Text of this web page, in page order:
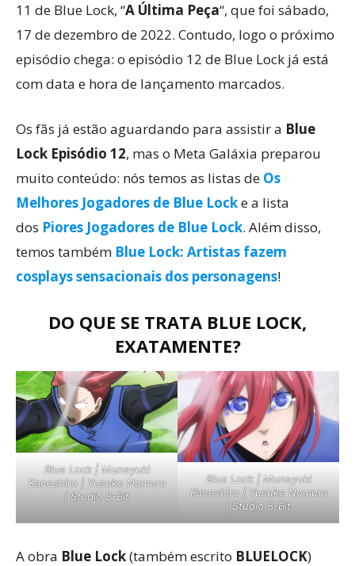
11 de Blue Lock, “A Última Peça“, que foi sábado,
17 de dezembro de 2022. Contudo, logo o próximo
episódio chega: o episódio 12 de Blue Lock já está
com data e hora de lançamento marcados.
Os fãs já estão aguardando para assistir a Blue
Lock Episódio 12, mas o Meta Galáxia preparou
muito conteúdo: nós temos as listas de Os
Melhores Jogadores de Blue Locke a lista
dos Piores Jogadores de Blue Lock. Além disso,
temos também Blue Lock: Artistas fazem
cosplays sensacionais dos personagens!
DO QUE SE TRATA BLUE LOCK,
EXATAMENTE?
Blue Lock | Muneyuki
Kaneshiro | Yusuke Nomura
| Studio 8-Bit
Blue Lock | Muneyuki
Kaneshiro | Yusuke Nomura
| Studio 8-Bit
A obra Blue Lock(também escrito BLUELOCK)